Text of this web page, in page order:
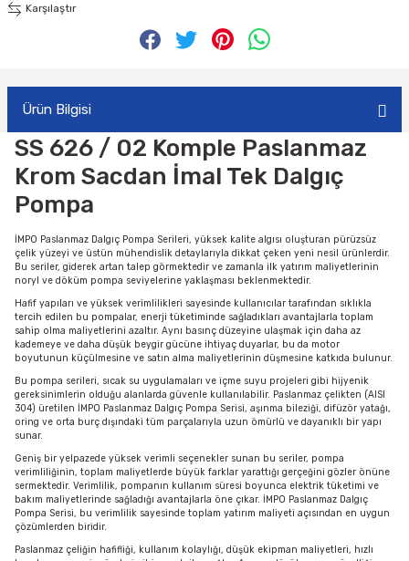
Karşılaştır
Ürün Bilgisi
SS 626 / 02 Komple Paslanmaz
Krom Sacdan İmal Tek Dalgıç
Pompa
İMPO Paslanmaz Dalgıç Pompa Serileri, yüksek kalite algısı oluşturan pürüzsüz
çelik yüzeyi ve üstün mühendislik detaylarıyla dikkat çeken yeni nesil ürünlerdir.
Bu seriler, giderek artan talep görmektedir ve zamanla ilk yatırım maliyetlerinin
noryl ve döküm pompa seviyelerine yaklaşması beklenmektedir.
Hafif yapıları ve yüksek verimlilikleri sayesinde kullanıcılar tarafından sıklıkla
tercih edilen bu pompalar, enerji tüketiminde sağladıkları avantajlarla toplam
sahip olma maliyetlerini azaltır. Aynı basınç düzeyine ulaşmak için daha az
kademeye ve daha düşük beygir gücüne ihtiyaç duyarlar, bu da motor
boyutunun küçülmesine ve satın alma maliyetlerinin düşmesine katkıda bulunur.
Bu pompa serileri, sıcak su uygulamaları ve içme suyu projeleri gibi hijyenik
gereksinimlerin olduğu alanlarda güvenle kullanılabilir. Paslanmaz çelikten (AISI
304) üretilen İMPO Paslanmaz Dalgıç Pompa Serisi, aşınma bileziği, difüzör yatağı,
oring ve orta burç dışındaki tüm parçalarıyla uzun ömürlü ve dayanıklı bir yapı
sunar.
Geniş bir yelpazede yüksek verimli seçenekler sunan bu seriler, pompa
verimliliğinin, toplam maliyetlerde büyük farklar yarattığı gerçeğini gözler önüne
sermektedir. Verimlilik, pompanın kullanım süresi boyunca elektrik tüketimi ve
bakım maliyetlerinde sağladığı avantajlarla öne çıkar. İMPO Paslanmaz Dalgıç
Pompa Serisi, bu verimlilik sayesinde toplam yatırım maliyeti açısından en uygun
çözümlerden biridir.
Paslanmaz çeliğin hafifliği, kullanım kolaylığı, düşük ekipman maliyetleri, hızlı